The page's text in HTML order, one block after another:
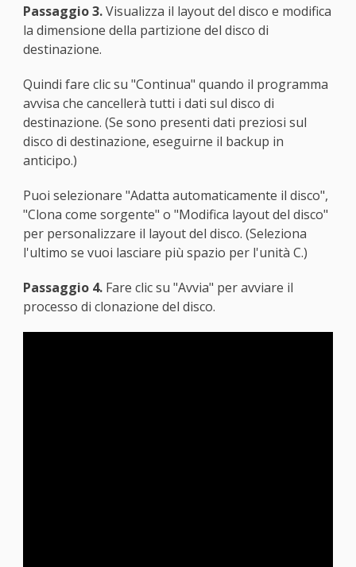
Passaggio 3.Visualizza il layout del disco e modifica
la dimensione della partizione del disco di
destinazione.
Quindi fare clic su "Continua" quando il programma
avvisa che cancellerà tutti i dati sul disco di
destinazione. (Se sono presenti dati preziosi sul
disco di destinazione, eseguirne il backup in
anticipo.)
Puoi selezionare "Adatta automaticamente il disco",
"Clona come sorgente" o "Modifica layout del disco"
per personalizzare il layout del disco. (Seleziona
l'ultimo se vuoi lasciare più spazio per l'unità C.)
Passaggio 4.Fare clic su "Avvia" per avviare il
processo di clonazione del disco.